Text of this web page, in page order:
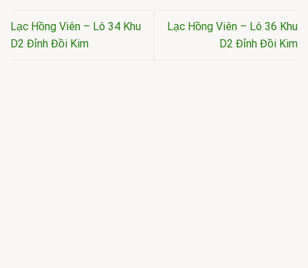
Lạc Hồng Viên – Lô 34 Khu
D2 Đỉnh Đồi Kim
Lạc Hồng Viên – Lô 36 Khu
D2 Đỉnh Đồi Kim